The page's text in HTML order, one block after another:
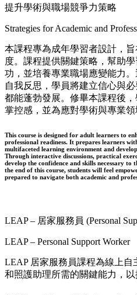
提升學術與職場競爭力策略
Strategies for Academic and
本課程專為成年學習者設計，
度。課程提供關鍵策略，幫助
功，並培養專業職場應變能力
自我反思，學員將建立信心與
都能蓬勃發展。修畢本課程後
掌控感，並為應對學術與專業領
This course is designed for adult learners to
professional readiness. It prepares learners
multifaceted learning environment and
Through interactive discussions, practical
develop the confidence and skills necessary
the end of this course, students will feel
prepared to navigate both academic and
LEAP – 居家服務員 (Personal
LEAP – Personal Support Worker
LEAP 居家服務員課程為線上
和照護助理所需的關鍵能力，以